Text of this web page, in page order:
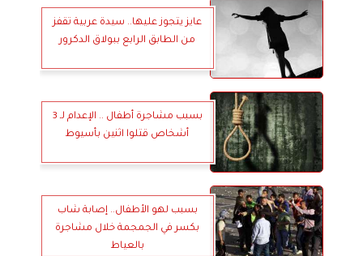
عايز يتجوز عليها.. سيدة عربية تقفز
من الطابق الرابع ببولاق الدكرور
بسبب مشاجرة أطفال .. الإعدام لـ 3
أشخاص قتلوا اثنين بأسيوط
بسبب لهو الأطفال.. إصابة شاب
بكسر في الجمجمة خلال مشاجرة
بالعياط